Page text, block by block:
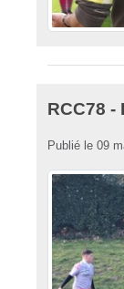
RCC78 -
Publié le 09